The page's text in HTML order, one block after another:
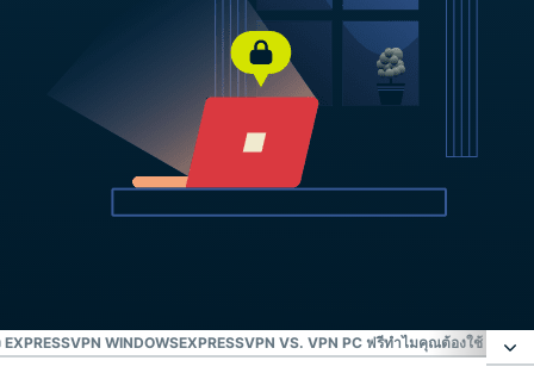
WINDOWSEXPRESSVPN VS. VPN PC ฟรีทำไมคุณต้องใช้ VPN